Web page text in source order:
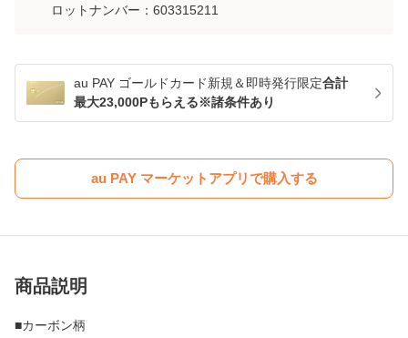
ロットナンバー： 603315211
au PAY ゴールドカード新規＆即時発行限定合計
最大23,000Pもらえる※諸条件あり
au PAY マーケットアプリで購入する
商品説明
■カーボン柄